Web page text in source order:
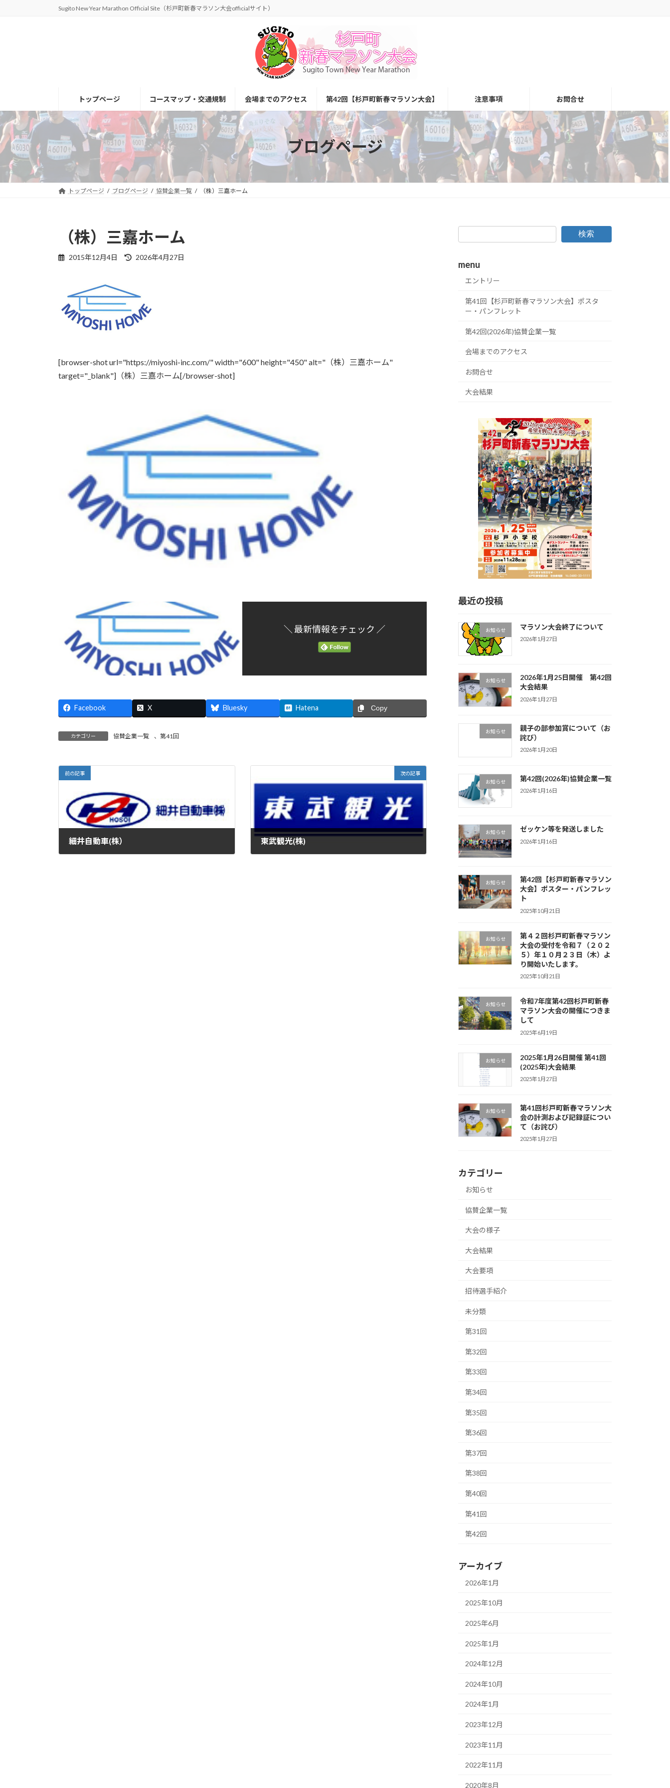
プ
動
Sugito New Year Marathon Official Site（杉戸町新春マラソン大会officialサイト）
トップページ コースマップ・交通規制 会場までのアクセス 第42回【杉戸町新春マラソン大会】 注意事項 お問合せ
ブログページ
トップページ ブログページ 協賛企業一覧 （株）三嘉ホーム
（株）三嘉ホーム
2015年12月4日
最
日
時
:
2026年4月27日
[browser-shot url="https://miyoshi-inc.com/" width="600" height="450" alt="（株）三嘉ホーム"
target="_blank"]（株）三嘉ホーム[/browser-shot]
＼ 最新情報をチェック ／
Facebook X Bluesky Hatena Copy
カテゴリー 協賛企業一覧 、 第41回
前の記事
細井自動車(株）
次の記事
東武観光(株)
検索
menu
エントリー
第41回【杉戸町新春マラソン大会】ポスタ
ー・パンフレット
第42回(2026年)協賛企業一覧
会場までのアクセス
お問合せ
大会結果
最近の投稿
お知らせ マラソン大会終了について
2026年1月27日
お知らせ
2026年1月25日開催 第42回
大会結果
2026年1月27日
お知らせ
親子の部参加賞について（お
詫び）
2026年1月20日
お知らせ 第42回(2026年)協賛企業一覧
2026年1月16日
お知らせ ゼッケン等を発送しました
2026年1月16日
お知らせ
第42回【杉戸町新春マラソン
大会】ポスター・パンフレッ
ト
2025年10月21日
お知らせ
第４２回杉戸町新春マラソン
大会の受付を令和７（２０２
５）年１０月２３日（木）よ
り開始いたします。
2025年10月21日
お知らせ
令和7年度第42回杉戸町新春
マラソン大会の開催につきま
して
2025年6月19日
お知らせ
2025年1月26日開催 第41回
(2025年)大会結果
2025年1月27日
お知らせ
第41回杉戸町新春マラソン大
会の計測および記録証につい
て（お詫び）
2025年1月27日
カテゴリー
お知らせ
協賛企業一覧
大会の様子
大会結果
大会要項
招待選手紹介
未分類
第31回
第32回
第33回
第34回
第35回
第36回
第37回
第38回
第40回
第41回
第42回
アーカイブ
2026年1月
2025年10月
2025年6月
2025年1月
2024年12月
2024年10月
2024年1月
2023年12月
2023年11月
2022年11月
2020年8月